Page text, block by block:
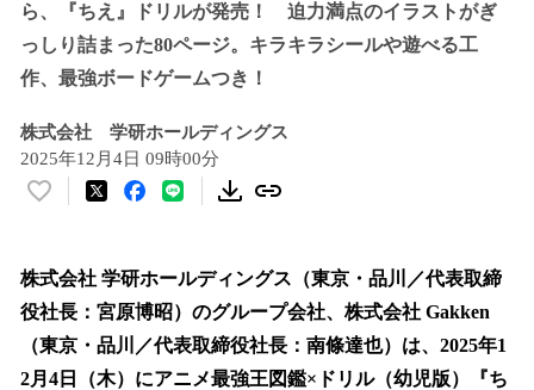
ら、『ちえ』ドリルが発売！ 迫力満点のイラストがぎ
っしり詰まった80ページ。キラキラシールや遊べる工
作、最強ボードゲームつき！
株式会社 学研ホールディングス
2025年12月4日 09時00分
い
！
数
を
読
み
株式会社 学研ホールディングス（東京・品川／代表取締
役社長：宮原博昭）のグループ会社、株式会社 Gakken
（東京・品川／代表取締役社長：南條達也）は、2025年1
2月4日（木）にアニメ最強王図鑑×ドリル（幼児版）『ち